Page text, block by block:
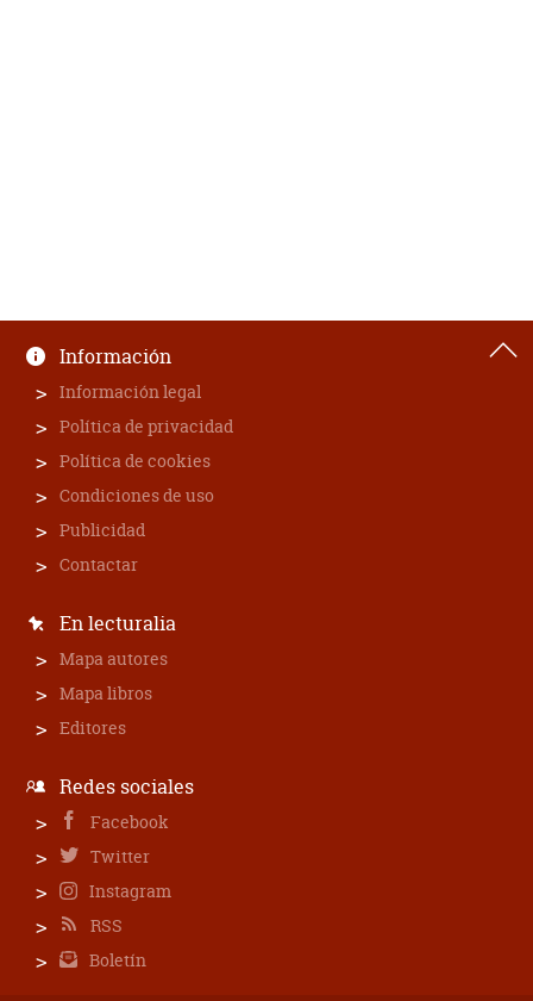
Información
Información legal
Política de privacidad
Política de cookies
Condiciones de uso
Publicidad
Contactar
En lecturalia
Mapa autores
Mapa libros
Editores
Redes sociales
Facebook
Twitter
Instagram
RSS
Boletín